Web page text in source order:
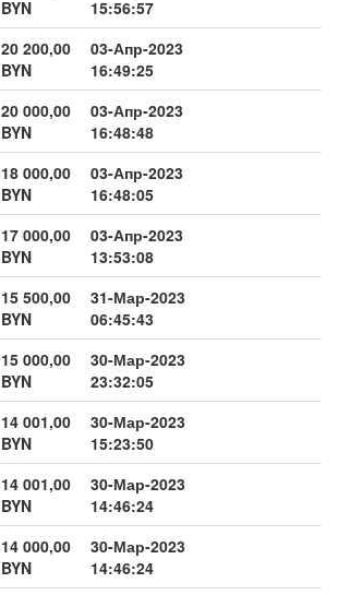
BYN
15:56:57
20 200,00
BYN
03-Апр-2023
16:49:25
20 000,00
BYN
03-Апр-2023
16:48:48
18 000,00
BYN
03-Апр-2023
16:48:05
17 000,00
BYN
03-Апр-2023
13:53:08
15 500,00
BYN
31-Мар-2023
06:45:43
15 000,00
BYN
30-Мар-2023
23:32:05
14 001,00
BYN
30-Мар-2023
15:23:50
14 001,00
BYN
30-Мар-2023
14:46:24
14 000,00
BYN
30-Мар-2023
14:46:24